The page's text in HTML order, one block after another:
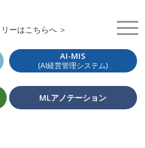
ーはこちらへ ＞
AI-MIS
(AI経営管理システム)
MLアノテーション